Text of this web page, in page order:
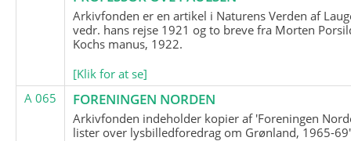
Arkivfonden er en artikel i Naturens Verden af
vedr. hans rejse 1921 og to breve fra Morten
Kochs manus, 1922.
[Klik for at se]
A 065
FORENINGEN NORDEN
Arkivfonden indeholder kopier af 'Foreningen
lister over lysbilledforedrag om Grønland, 1965-